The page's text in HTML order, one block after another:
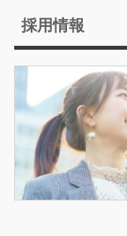
採用情報